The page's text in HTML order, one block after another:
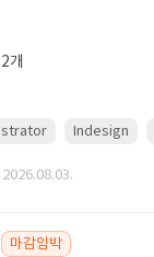
개
Indesign
마감임박